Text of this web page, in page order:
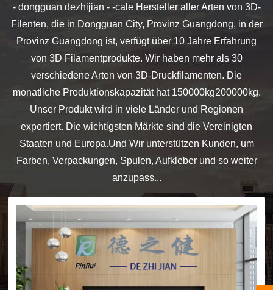
- dongguan dezhijian - -cale Hersteller aller Arten von 3D-
Filenten, die in Dongguan City, Provinz Guangdong, in der
Provinz Guangdong ist, verfügt über 10 Jahre Erfahrung
von 3D Filamentprodukte. Wir haben mehr als 30
verschiedene Arten von 3D-Druckfilamenten. Die
monatliche Produktionskapazität hat 150000kg200000kg.
Unser Produkt wird in viele Länder und Regionen
exportiert. Die wichtigsten Märkte sind die Vereinigten
Staaten und Europa.Und Wir unterstützen Kunden, um
Farben, Verpackungen, Spulen, Aufkleber und so weiter
anzupass...